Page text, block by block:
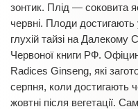
зонтик. Плід — соковита
червні. Плоди
глухій тайзі на
Червоної книги РФ.
Radices Ginseng, які
серпня, коли достигають
жовтні після вегетації.